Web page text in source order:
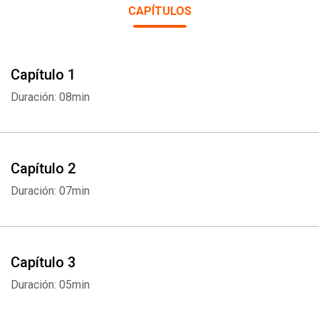
hospício e passa a internar nele todos aqueles que julga loucos. O
autor e vem sendo lida por todas as gerações desde então.
CAPÍTULOS
Capítulo 1
Duración: 08min
Capítulo 2
Duración: 07min
Capítulo 3
Duración: 05min